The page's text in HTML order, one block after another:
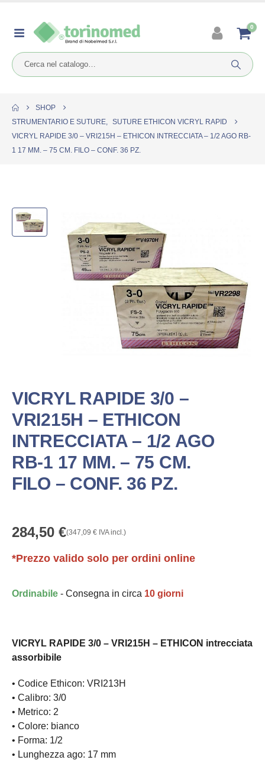
0
SHOP
STRUMENTARIO E SUTURE, SUTURE ETHICON VICRYL RAPID
VICRYL RAPIDE 3/0 – VRI215H – ETHICON INTRECCIATA – 1/2 AGO RB-
1 17 MM. – 75 CM. FILO – CONF. 36 PZ.
VICRYL RAPIDE 3/0 –
VRI215H – ETHICON
INTRECCIATA – 1/2 AGO
RB-1 17 MM. – 75 CM.
FILO – CONF. 36 PZ.
284,50 €(347,09 € IVA incl.)
*Prezzo valido solo per ordini online
Ordinabile - Consegna in circa 10 giorni
VICRYL RAPIDE 3/0 – VRI215H – ETHICON intrecciata
assorbibile
• Codice Ethicon: VRI213H
• Calibro: 3/0
• Metrico: 2
• Colore: bianco
• Forma: 1/2
• Lunghezza ago: 17 mm